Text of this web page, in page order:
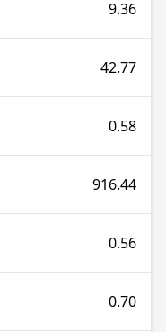
9.36
42.77
0.58
916.44
0.56
0.70